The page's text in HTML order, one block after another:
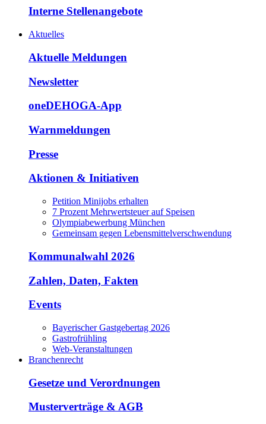
Interne Stellenangebote
Aktuelles
Aktuelle Meldungen
Newsletter
oneDEHOGA-App
Warnmeldungen
Presse
Aktionen & Initiativen
Petition Minijobs erhalten
7 Prozent Mehrwertsteuer auf Speisen
Olympiabewerbung München
Gemeinsam gegen Lebensmittelverschwendung
Kommunalwahl 2026
Zahlen, Daten, Fakten
Events
Bayerischer Gastgebertag 2026
Gastrofrühling
Web-Veranstaltungen
Branchenrecht
Gesetze und Verordnungen
Musterverträge & AGB